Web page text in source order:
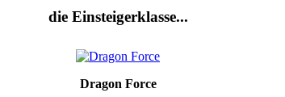
die Einsteigerklasse...
Dragon Force